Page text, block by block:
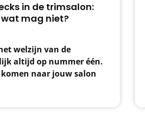
in de trimsalon:
mag niet?
welzijn van de
altijd op nummer één.
naar jouw salon
trimbehandeling,